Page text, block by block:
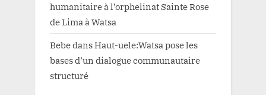
humanitaire à l’orphelinat Sainte Rose
de Lima à Watsa
BebedansHaut-uele:Watsa pose les
bases d’un dialogue communautaire
structuré